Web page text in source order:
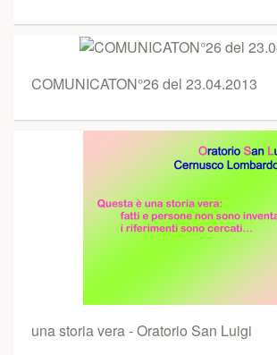
COMUNICATON°26 del 23.04.2013
una storia vera - Oratorio San Luigi